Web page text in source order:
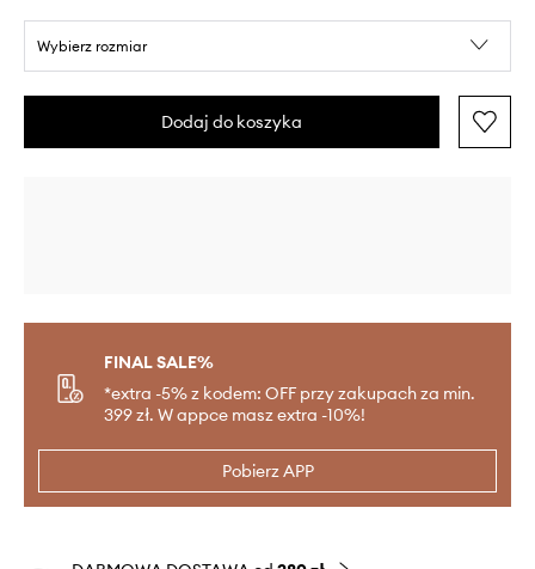
Wybierz rozmiar
Dodaj do koszyka
FINAL SALE%
*extra -5% z kodem: OFF przy zakupach za min.
399 zł. W appce masz extra -10%!
Pobierz APP